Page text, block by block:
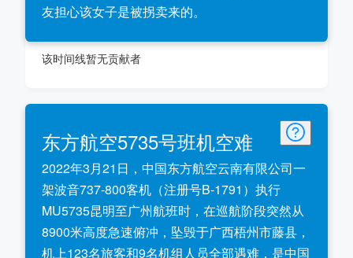
友担心该女子是被拐卖来的。
该时间线暂无贡献者
东方航空5735号班机空难
2022年3月21日，中国东方航空云南有限公司一
架波音737-800客机（注册号B-1791）执行
MU5735昆明至广州航班时，在巡航阶段突然从
8900米高度急速俯冲，坠毁于广西梧州市藤县，
机上123名旅客和9名机组人员全部遇难，是中国